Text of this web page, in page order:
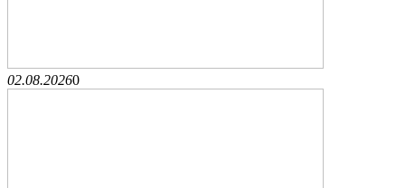
02.08.20260